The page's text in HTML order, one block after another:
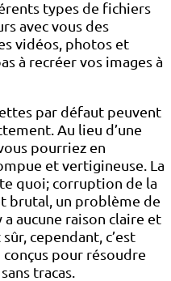
types de fichiers
avec vous des
vidéos, photos et
à recréer vos images à
par défaut peuvent
Au lieu d’une
pourriez en
et vertigineuse. La
quoi; corruption de la
brutal, un problème de
aucune raison claire et
cependant, c’est
pour résoudre
tracas.